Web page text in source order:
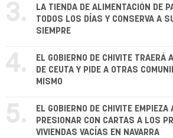
3.
LA TIENDA DE ALIMENTACIÓN DE
TODOS LOS DÍAS Y CONSERVA A
SIEMPRE
4.
EL GOBIERNO DE CHIVITE TRAERÁ
DE CEUTA Y PIDE A OTRAS
MISMO
5.
EL GOBIERNO DE CHIVITE
PRESIONAR CON CARTAS A LOS
VIVIENDAS VACÍAS EN NAVARRA